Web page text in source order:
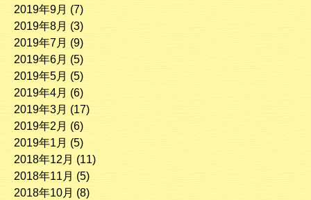
2019年9月 (7)
2019年8月 (3)
2019年7月 (9)
2019年6月 (5)
2019年5月 (5)
2019年4月 (6)
2019年3月 (17)
2019年2月 (6)
2019年1月 (5)
2018年12月 (11)
2018年11月 (5)
2018年10月 (8)